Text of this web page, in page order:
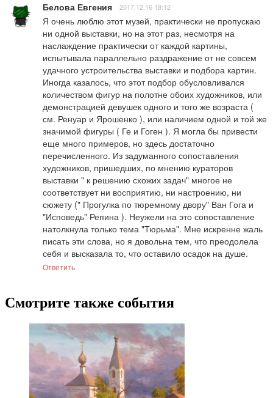
Белова Евгения 2017.12.16 18:12
Я очень люблю этот музей, практически не пропускаю
ни одной выставки, но на этот раз, несмотря на
наслаждение практически от каждой картины,
испытывала параллельно раздражение от не совсем
удачного устроительства выставки и подбора картин.
Иногда казалось, что этот подбор обусловливался
количеством фигур на полотне обоих художников, или
демонстрацией девушек одного и того же возраста (
см. Ренуар и Ярошенко ), или наличием одной и той же
значимой фигуры ( Ге и Гоген ). Я могла бы привести
еще много примеров, но здесь достаточно
перечисленного. Из задуманного сопоставления
художников, пришедших, по мнению кураторов
выставки " к решению схожих задач" многое не
соответствует ни восприятию, ни настроению, ни
сюжету (" Прогулка по тюремному двору" Ван Гога и
"Исповедь" Репина ). Неужели на это сопоставление
натолкнула только тема "Тюрьма". Мне искренне жаль
писать эти слова, но я довольна тем, что преодолела
себя и высказала то, что оставило осадок на душе.
Ответить
Смотрите также события